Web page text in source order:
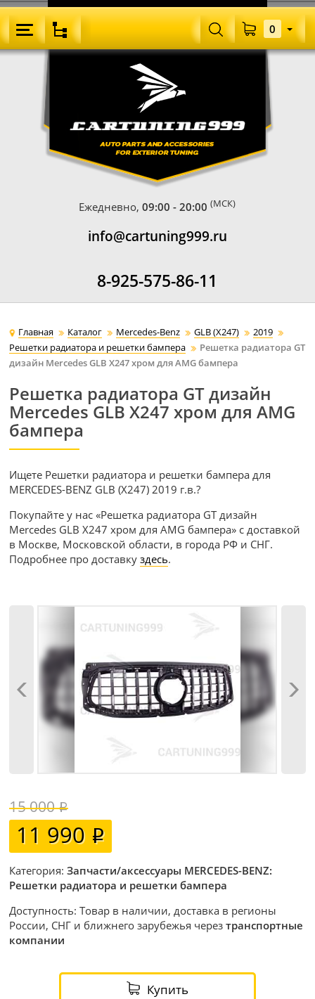
Ежедневно,09:00 - 20:00 (МСК)
info@cartuning999.ru
8-925-575-86-11
0
Главная Каталог Mercedes-Benz GLB (X247)
2019
Решетки радиатора и решетки бампера
Решетка радиатора GT
дизайн Mercedes GLB X247 хром для AMG бампера
Решетка радиатора GT дизайн
Mercedes GLB X247 хром для AMG
бампера
Ищете Решетки радиатора и решетки бампера для
MERCEDES-BENZ GLB (X247) 2019 г.в.?
Покупайте у нас «Решетка радиатора GT дизайн
Mercedes GLB X247 хром для AMG бампера» с доставкой
в Москве, Московской области, в города РФ и СНГ.
Подробнее про доставкуздесь.
15 000
11 990
Категория:Запчасти/аксессуары MERCEDES-BENZ:
Решетки радиатора и решетки бампера
Доступность: Товар в наличии, доставка в регионы
России, СНГ и ближнего зарубежья черезтранспортные
компании
Купить